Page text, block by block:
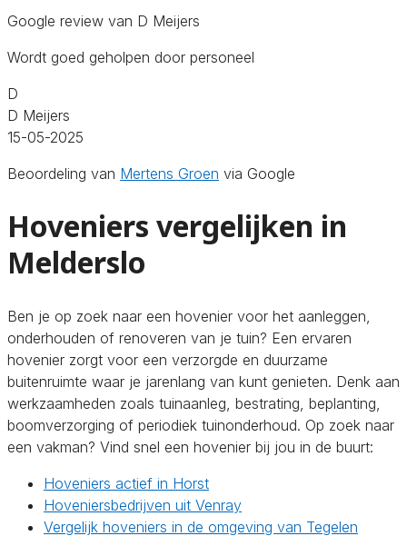
Google review van D Meijers
Wordt goed geholpen door personeel
D
D Meijers
15-05-2025
Beoordeling van Mertens Groen via Google
Hoveniers vergelijken in
Melderslo
Ben je op zoek naar een hovenier voor het aanleggen,
onderhouden of renoveren van je tuin? Een ervaren
hovenier zorgt voor een verzorgde en duurzame
buitenruimte waar je jarenlang van kunt genieten. Denk aan
werkzaamheden zoals tuinaanleg, bestrating, beplanting,
boomverzorging of periodiek tuinonderhoud. Op zoek naar
een vakman? Vind snel een hovenier bij jou in de buurt:
Hoveniers actief in Horst
Hoveniersbedrijven uit Venray
Vergelijk hoveniers in de omgeving van Tegelen